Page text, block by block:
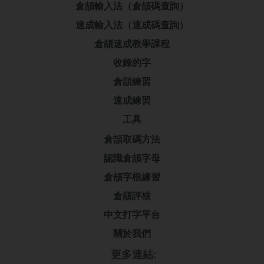
倉頡輸入法（倉頡碼查詢）
速成輸入法（速成碼查詢）
倉頡速成教學課程
收錄的字
倉頡練習
速成練習
工具
倉頡取碼方法
認識倉頡字母
倉頡字根練習
倉頡評核
中文打字平台
關於我們
更多連結: